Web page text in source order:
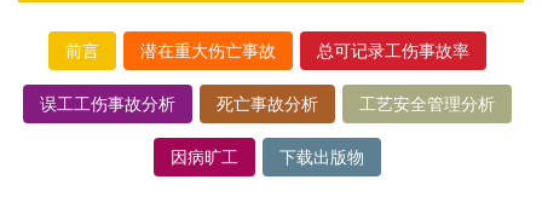
前言 潜在重大伤亡事故 总可记录工伤事故率
误工工伤事故分析 死亡事故分析 工艺安全管理分析
因病旷工 下载出版物